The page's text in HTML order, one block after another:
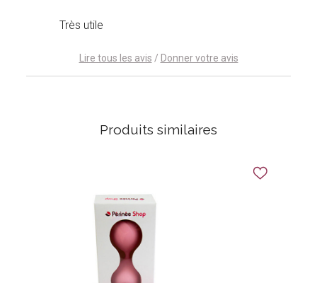
Très utile
Lire tous les avis / Donner votre avis
Produits similaires